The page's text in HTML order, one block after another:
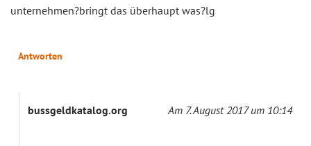
unternehmen?bringt das überhaupt was?lg
Antworten
bussgeldkatalog.org Am 7. August 2017 um 10:14